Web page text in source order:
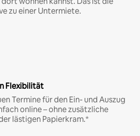
zu einer Untermiete.
Flexibilität
Termine für den Ein- und Auszug
online – ohne zusätzliche
lästigen Papierkram.*